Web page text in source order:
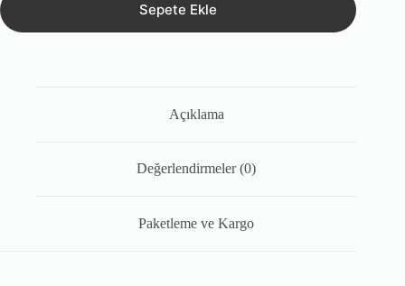
Sepete Ekle
Açıklama
Değerlendirmeler (0)
Paketleme ve Kargo